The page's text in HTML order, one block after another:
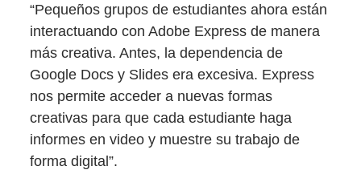
“Pequeños grupos de estudiantes ahora están
interactuando con Adobe Express de manera
más creativa. Antes, la dependencia de
Google Docs y Slides era excesiva. Express
nos permite acceder a nuevas formas
creativas para que cada estudiante haga
informes en video y muestre su trabajo de
forma digital”.